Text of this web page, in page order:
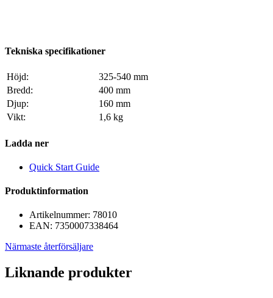
Tekniska specifikationer
Höjd:
325-540 mm
Bredd:
400 mm
Djup:
160 mm
Vikt:
1,6 kg
Ladda ner
Quick Start Guide
Produktinformation
Artikelnummer: 78010
EAN: 7350007338464
Närmaste återförsäljare
Liknande produkter